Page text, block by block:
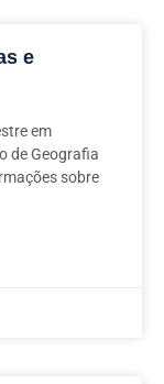
e
em
de Geografia
sobre